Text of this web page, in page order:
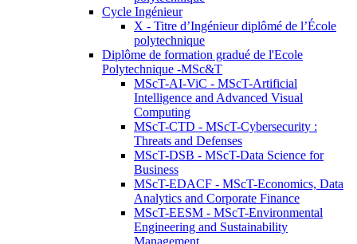
Cycle Ingénieur
X - Titre d’Ingénieur diplômé de l’École
polytechnique
Diplôme de formation gradué de l'Ecole
Polytechnique -MSc&T
MScT-AI-ViC - MScT-Artificial
Intelligence and Advanced Visual
Computing
MScT-CTD - MScT-Cybersecurity :
Threats and Defenses
MScT-DSB - MScT-Data Science for
Business
MScT-EDACF - MScT-Economics, Data
Analytics and Corporate Finance
MScT-EESM - MScT-Environmental
Engineering and Sustainability
Management